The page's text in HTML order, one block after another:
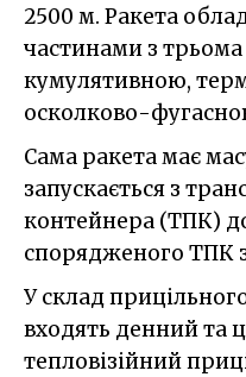
2500 м. Ракета
частинами з
кумулятивною,
осколково-
Сама ракета має
запускається з
контейнера (ТПК)
спорядженого ТПК
У склад
входять денний та
тепловізійний